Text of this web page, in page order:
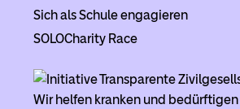
Sich als Schule engagieren
SOLOCharity Race
Wir helfen kranken und